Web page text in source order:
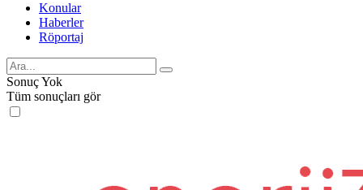
Konular
Haberler
Röportaj
Sonuç Yok
Tüm sonuçları gör